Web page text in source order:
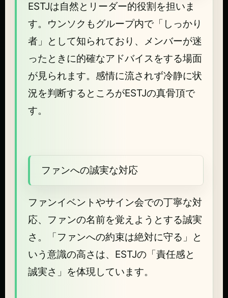
ESTJは自然とリーダー的役割を担いま
す。ウンソクもグループ内で「しっかり
者」として知られており、メンバーが迷
ったときに的確なアドバイスをする場面
が見られます。感情に流されず冷静に状
況を判断するところがESTJの真骨頂で
す。
ファンへの誠実な対応
ファンイベントやサイン会での丁寧な対
応、ファンの名前を覚えようとする誠実
さ。「ファンへの約束は絶対に守る」と
いう意識の高さは、ESTJの「責任感と
誠実さ」を体現しています。